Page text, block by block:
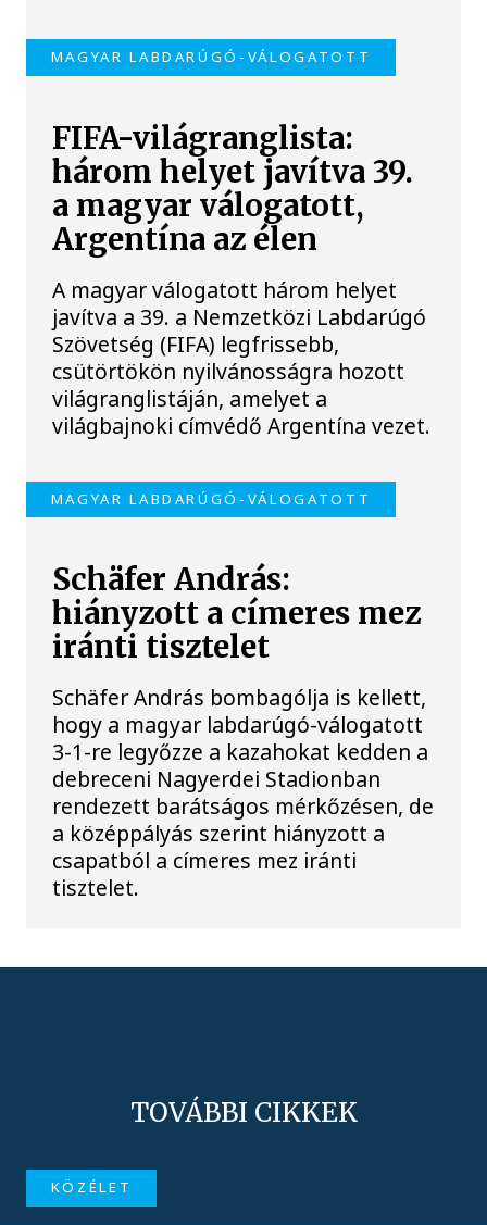
MAGYAR LABDARÚGÓ-VÁLOGATOTT
FIFA-világranglista:
három helyet javítva 39.
a magyar válogatott,
Argentína az élen
A magyar válogatott három helyet
javítva a 39. a Nemzetközi Labdarúgó
Szövetség (FIFA) legfrissebb,
csütörtökön nyilvánosságra hozott
világranglistáján, amelyet a
világbajnoki címvédő Argentína vezet.
MAGYAR LABDARÚGÓ-VÁLOGATOTT
Schäfer András:
hiányzott a címeres mez
iránti tisztelet
Schäfer András bombagólja is kellett,
hogy a magyar labdarúgó-válogatott
3-1-re legyőzze a kazahokat kedden a
debreceni Nagyerdei Stadionban
rendezett barátságos mérkőzésen, de
a középpályás szerint hiányzott a
csapatból a címeres mez iránti
tisztelet.
TOVÁBBI CIKKEK
KÖZÉLET